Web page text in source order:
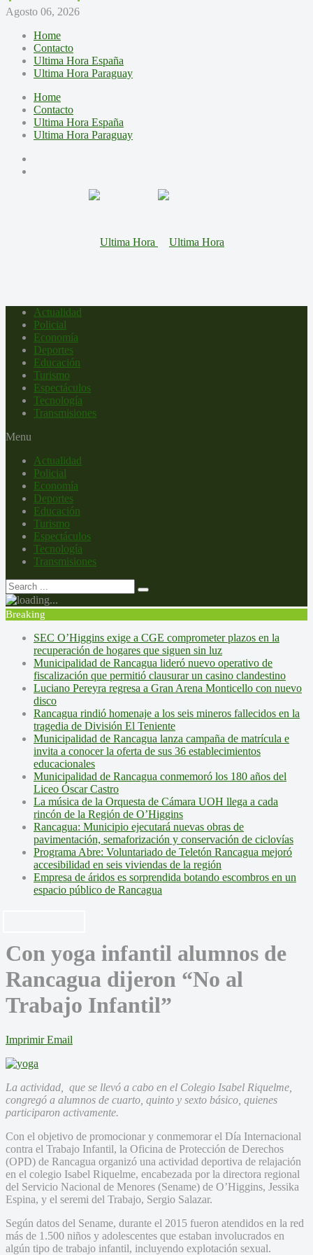
Agosto 06, 2026
Home
Contacto
Ultima Hora España
Ultima Hora Paraguay
Home
Contacto
Ultima Hora España
Ultima Hora Paraguay
Actualidad
Policial
Economía
Deportes
Educación
Turismo
Espectáculos
Tecnología
Transmisiones
Menu
Actualidad
Policial
Economía
Deportes
Educación
Turismo
Espectáculos
Tecnología
Transmisiones
Breaking
SEC O’Higgins exige a CGE comprometer plazos en la
recuperación de hogares que siguen sin luz
Municipalidad de Rancagua lideró nuevo operativo de
fiscalización que permitió clausurar un casino clandestino
Luciano Pereyra regresa a Gran Arena Monticello con nuevo
disco
Rancagua rindió homenaje a los seis mineros fallecidos en la
tragedia de División El Teniente
Municipalidad de Rancagua lanza campaña de matrícula e
invita a conocer la oferta de sus 36 establecimientos
educacionales
Municipalidad de Rancagua conmemoró los 180 años del
Liceo Óscar Castro
La música de la Orquesta de Cámara UOH llega a cada
rincón de la Región de O’Higgins
Rancagua: Municipio ejecutará nuevas obras de
pavimentación, semaforización y conservación de ciclovías
Programa Abre: Voluntariado de Teletón Rancagua mejoró
accesibilidad en seis viviendas de la región
Empresa de áridos es sorprendida botando escombros en un
espacio público de Rancagua
Con yoga infantil alumnos de
Rancagua dijeron “No al
Trabajo Infantil”
Imprimir Email
La actividad, que se llevó a cabo en el Colegio Isabel Riquelme,
congregó a alumnos de cuarto, quinto y sexto básico, quienes
participaron activamente.
Con el objetivo de promocionar y conmemorar el Día Internacional
contra el Trabajo Infantil, la Oficina de Protección de Derechos
(OPD) de Rancagua organizó una actividad deportiva de relajación
en el colegio Isabel Riquelme, encabezada por la directora regional
del Servicio Nacional de Menores (Sename) de O’Higgins, Jessika
Espina, y el seremi del Trabajo, Sergio Salazar.
Según datos del Sename, durante el 2015 fueron atendidos en la red
más de 1.500 niños y adolescentes que estaban involucrados en
algún tipo de trabajo infantil, incluyendo explotación sexual.